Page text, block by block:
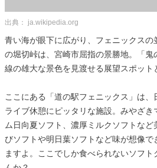
出典： ja.wikipedia.org
青い海が眼下に広がり、フェニックス
の堀切峠は、宮崎市屈指の景勝地。「
線の雄大な景色を見渡せる展望スポット
ここにある「道の駅フェニックス」は、
ライブ休憩にピッタリな施設。みやざ
ム日向夏ソフト、濃厚ミルクソフトなど
びソフトや明日葉ソフトなど味が想像
ますよ。ここでしか食べられないソフ